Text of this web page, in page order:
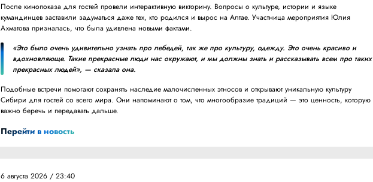
После кинопоказа для гостей провели интерактивную викторину. Вопросы о культуре, истории и языке
кумандинцев заставили задуматься даже тех, кто родился и вырос на Алтае. Участница мероприятия Юлия
Ахматова призналась, что была удивлена новыми фактами.
«Это было очень удивительно узнать про лебедей, так же про культуру, одежду. Это очень красиво и
вдохновляюще. Такие прекрасные люди нас окружают, и мы должны знать и рассказывать всем про таких
прекрасных людей», — сказала она.
Подобные встречи помогают сохранять наследие малочисленных этносов и открывают уникальную культуру
Сибири для гостей со всего мира. Они напоминают о том, что многообразие традиций — это ценность, которую
важно беречь и передавать дальше.
Перейти в новость
6 августа 2026 / 23:40